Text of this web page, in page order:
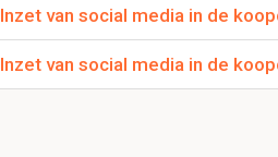
2. Entertainment
3.
Inzet van social media in de
Inzet van social media in de